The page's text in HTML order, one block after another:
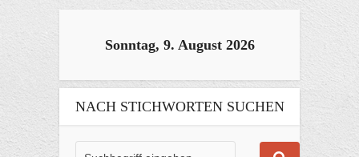
Sonntag, 9. August 2026
NACH STICHWORTEN SUCHEN